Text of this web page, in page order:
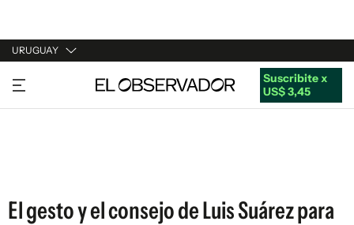
URUGUAY
URUGUAY
ARGENTINA
Suscribite x
US$ 3,45
El gesto y el consejo de Luis Suárez para